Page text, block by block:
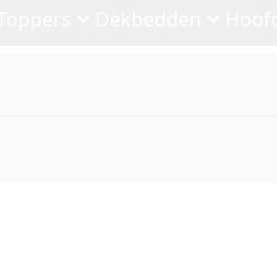
- stof 521